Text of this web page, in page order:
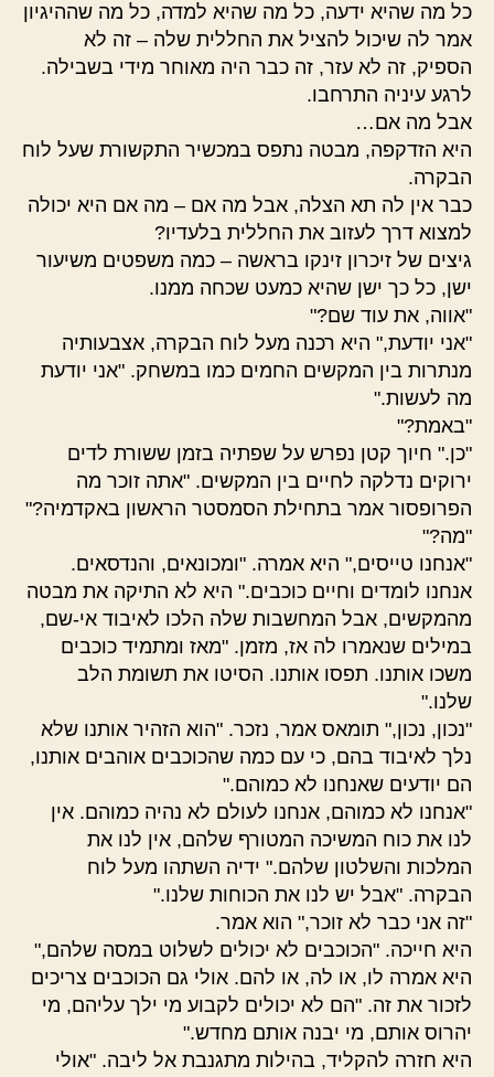
כל מה שהיא ידעה, כל מה שהיא למדה, כל מה שההיגיון
אמר לה שיכול להציל את החללית שלה – זה לא
הספיק, זה לא עזר, זה כבר היה מאוחר מידי בשבילה.
לרגע עיניה התרחבו.
אבל מה אם…
היא הזדקפה, מבטה נתפס במכשיר התקשורת שעל לוח
הבקרה.
כבר אין לה תא הצלה, אבל מה אם – מה אם היא יכולה
למצוא דרך לעזוב את החללית בלעדיו?
גיצים של זיכרון זינקו בראשה – כמה משפטים משיעור
ישן, כל כך ישן שהיא כמעט שכחה ממנו.
"אווה, את עוד שם?"
"אני יודעת," היא רכנה מעל לוח הבקרה, אצבעותיה
מנתרות בין המקשים החמים כמו במשחק. "אני יודעת
מה לעשות."
"באמת?"
"כן." חיוך קטן נפרש על שפתיה בזמן ששורת לדים
ירוקים נדלקה לחיים בין המקשים. "אתה זוכר מה
הפרופסור אמר בתחילת הסמסטר הראשון באקדמיה?"
"מה?"
"אנחנו טייסים," היא אמרה. "ומכונאים, והנדסאים.
אנחנו לומדים וחיים כוכבים." היא לא התיקה את מבטה
מהמקשים, אבל המחשבות שלה הלכו לאיבוד אי-שם,
במילים שנאמרו לה אז, מזמן. "מאז ומתמיד כוכבים
משכו אותנו. תפסו אותנו. הסיטו את תשומת הלב
שלנו."
"נכון, נכון," תומאס אמר, נזכר. "הוא הזהיר אותנו שלא
נלך לאיבוד בהם, כי עם כמה שהכוכבים אוהבים אותנו,
הם יודעים שאנחנו לא כמוהם."
"אנחנו לא כמוהם, אנחנו לעולם לא נהיה כמוהם. אין
לנו את כוח המשיכה המטורף שלהם, אין לנו את
המלכות והשלטון שלהם." ידיה השתהו מעל לוח
הבקרה. "אבל יש לנו את הכוחות שלנו."
"זה אני כבר לא זוכר," הוא אמר.
היא חייכה. "הכוכבים לא יכולים לשלוט במסה שלהם,"
היא אמרה לו, או לה, או להם. אולי גם הכוכבים צריכים
לזכור את זה. "הם לא יכולים לקבוע מי ילך עליהם, מי
יהרוס אותם, מי יבנה אותם מחדש."
היא חזרה להקליד, בהילות מתגנבת אל ליבה. "אולי